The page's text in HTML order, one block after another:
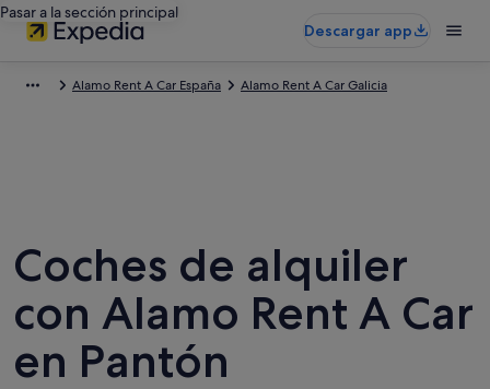
Pasar a la sección principal
Descargar app
Alamo Rent A Car España Alamo Rent A Car Galicia
Coches de alquiler
con Alamo Rent A Car
en Pantón